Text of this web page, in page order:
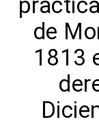
de
1813